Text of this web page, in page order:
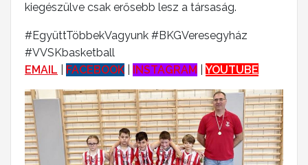
kiegészülve csak erősebb lesz a társaság.
#EgyüttTöbbekVagyunk #BKGVeresegyház
#VVSKbasketball
EMAIL
FACEBOOK INSTAGRAM YOUTUBE